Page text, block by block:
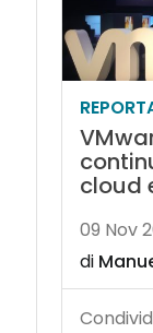
cloud
09 Nov
di